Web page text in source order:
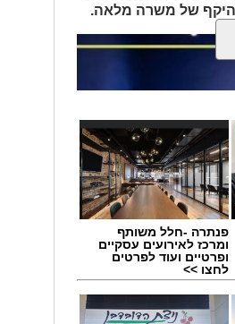
של משרה מלאה.
פנתרה -חלל משותף
ומרכז לאירועים עסקיים
ופרטיים ועוד לפרטים
לחצו >>